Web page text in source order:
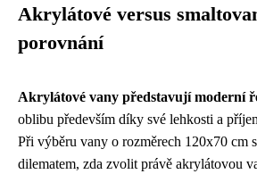
Akrylátové versus
porovnání
Akrylátové vany představují moderní
oblibu především díky své lehkosti a
Při výběru vany o rozměrech 120x70 cm
dilematem, zda zvolit právě akrylátovou